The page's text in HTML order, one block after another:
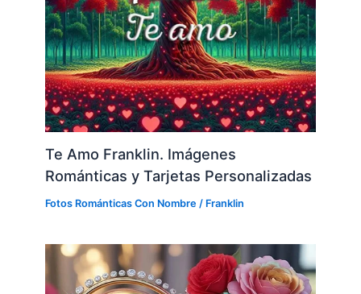
Te Amo Franklin. Imágenes
Románticas y Tarjetas Personalizadas
Fotos Románticas Con Nombre / Franklin